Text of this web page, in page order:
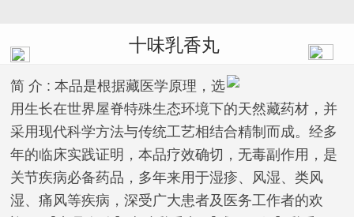
十味乳香丸
简 介 : 本品是根据藏医学原理，选
用生长在世界屋脊特殊生态环境下的天然藏药材，并
采用现代科学方法与传统工艺相结合精制而成。经多
年的临床实践证明，本品疗效确切，无毒副作用，是
关节疾病必备药品，多年来用于湿疹、风湿、类风
湿、痛风等疾病，深受广大患者及医务工作者的欢